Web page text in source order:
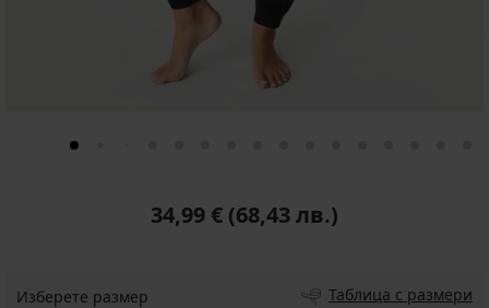
34,99 € (68,43 лв.)
Изберете размер Таблица с размери